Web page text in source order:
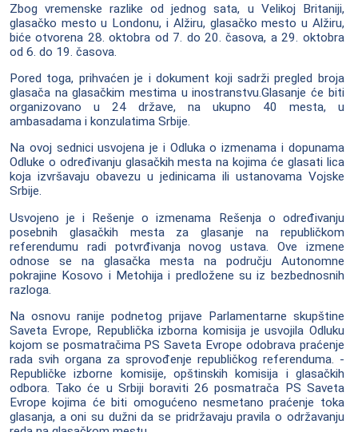
Zbog vremenske razlike od jednog sata, u Velikoj Britaniji,
glasačko mesto u Londonu, i Alžiru, glasačko mesto u Alžiru,
biće otvorena 28. oktobra od 7. do 20. časova, a 29. oktobra
od 6. do 19. časova.
Pored toga, prihvaćen je i dokument koji sadrži pregled broja
glasača na glasačkim mestima u inostranstvu.Glasanje će biti
organizovano u 24 države, na ukupno 40 mesta, u
ambasadama i konzulatima Srbije.
Na ovoj sednici usvojena je i Odluka o izmenama i dopunama
Odluke o određivanju glasačkih mesta na kojima će glasati lica
koja izvršavaju obavezu u jedinicama ili ustanovama Vojske
Srbije.
Usvojeno je i Rešenje o izmenama Rešenja o određivanju
posebnih glasačkih mesta za glasanje na republičkom
referendumu radi potvrđivanja novog ustava. Ove izmene
odnose se na glasačka mesta na području Autonomne
pokrajine Kosovo i Metohija i predložene su iz bezbednosnih
razloga.
Na osnovu ranije podnetog prijave Parlamentarne skupštine
Saveta Evrope, Republička izborna komisija je usvojila Odluku
kojom se posmatračima PS Saveta Evrope odobrava praćenje
rada svih organa za sprovođenje republičkog referenduma. -
Republičke izborne komisije, opštinskih komisija i glasačkih
odbora. Tako će u Srbiji boraviti 26 posmatrača PS Saveta
Evrope kojima će biti omogućeno nesmetano praćenje toka
glasanja, a oni su dužni da se pridržavaju pravila o održavanju